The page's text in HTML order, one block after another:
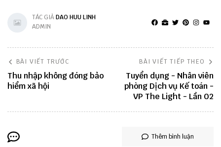
TÁC GIẢDAO HUU LINH
ADMIN
BÀI VIẾT TRƯỚC
Thu nhập không đóng bảo
hiểm xã hội
BÀI VIẾT TIẾP THEO
Tuyển dụng - Nhân viên
phòng Dịch vụ Kế toán -
VP The Light - Lần 02
Thêm bình luận